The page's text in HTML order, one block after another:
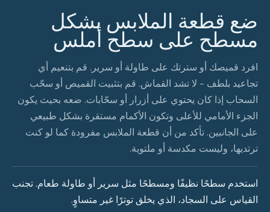
ضع قطعة الملابس بشكل
مسطح على سطح أملس
افرد قميصك أو سترتك على طاولة أو سرير. قم بتنعيم أي
تجاعيد بلطف - لا تشد القماش. قم بتثبيت القميص أو سحّب
السحاب إذا كان يحتوي على أزرار أو سحّابات. ضعه بحيث يكون
الجزء الأمامي للأعلى وتكون الأكمام مستقرة بشكل طبيعي
على الجانبين. تأكد من أن قطعة الملابس مفرودة كما لو كنت
ترتديها، وليست مكدسة أو ملتوية.
استخدم سطحًا نظيفًا ومسطحًا مثل سرير أو طاولة طعام. تجنب
القياس على السجاد، الذي يخلق توترًا غير متساوٍ.